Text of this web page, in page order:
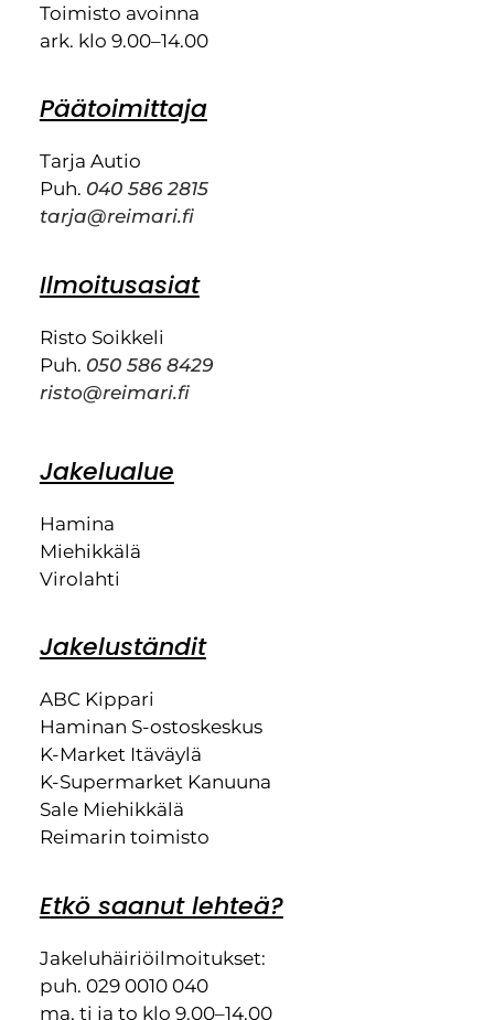
Toimisto avoinna
ark. klo 9.00–14.00
Päätoimittaja
Tarja Autio
Puh. 040 586 2815
tarja@reimari.fi
Ilmoitusasiat
Risto Soikkeli
Puh. 050 586 8429
risto@reimari.fi
Jakelualue
Hamina
Miehikkälä
Virolahti
Jakeluständit
ABC Kippari
Haminan S-ostoskeskus
K-Market Itäväylä
K-Supermarket Kanuuna
Sale Miehikkälä
Reimarin toimisto
Etkö saanut lehteä?
Jakeluhäiriöilmoitukset:
puh. 029 0010 040
ma, ti ja to klo 9.00–14.00